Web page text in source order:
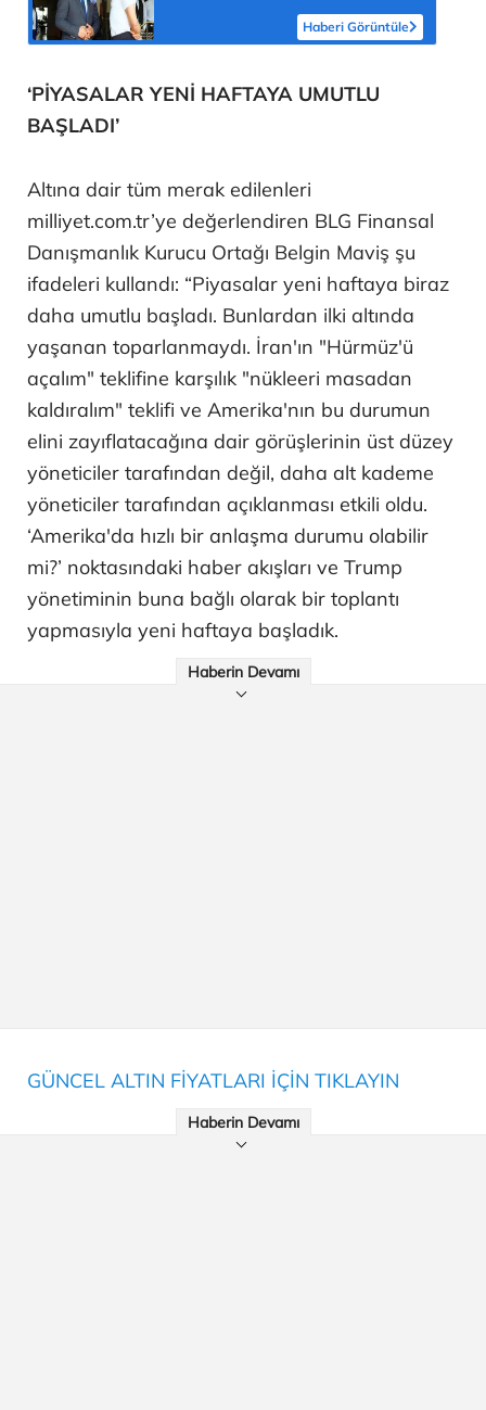
Haberi Görüntüle
‘PİYASALAR YENİ HAFTAYA UMUTLU
BAŞLADI’
Altına dair tüm merak edilenleri
milliyet.com.tr’ye değerlendiren BLG Finansal
Danışmanlık Kurucu Ortağı Belgin Maviş şu
ifadeleri kullandı: “Piyasalar yeni haftaya biraz
daha umutlu başladı. Bunlardan ilki altında
yaşanan toparlanmaydı. İran'ın "Hürmüz'ü
açalım" teklifine karşılık "nükleeri masadan
kaldıralım" teklifi ve Amerika'nın bu durumun
elini zayıflatacağına dair görüşlerinin üst düzey
yöneticiler tarafından değil, daha alt kademe
yöneticiler tarafından açıklanması etkili oldu.
‘Amerika'da hızlı bir anlaşma durumu olabilir
mi?’ noktasındaki haber akışları ve Trump
yönetiminin buna bağlı olarak bir toplantı
yapmasıyla yeni haftaya başladık.
Haberin Devamı
GÜNCEL ALTIN FİYATLARI İÇİN TIKLAYIN
Haberin Devamı